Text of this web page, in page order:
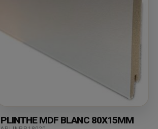
PLINTHE MDF BLANC 80X15MM